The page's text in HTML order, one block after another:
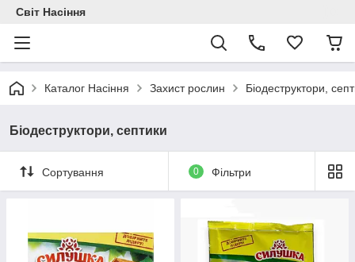
Світ Насіння
Каталог Насіння Захист рослин Біодеструктори,
Біодеструктори, септики
Сортування 0 Фільтри